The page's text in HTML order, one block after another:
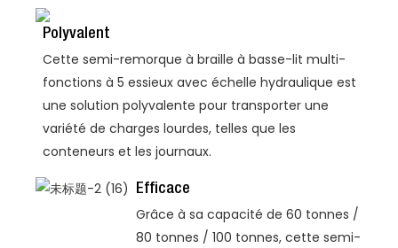
Polyvalent
Cette semi-remorque à braille à basse-lit multi-
fonctions à 5 essieux avec échelle hydraulique est
une solution polyvalente pour transporter une
variété de charges lourdes, telles que les
conteneurs et les journaux.
Efficace
Grâce à sa capacité de 60 tonnes /
80 tonnes / 100 tonnes, cette semi-